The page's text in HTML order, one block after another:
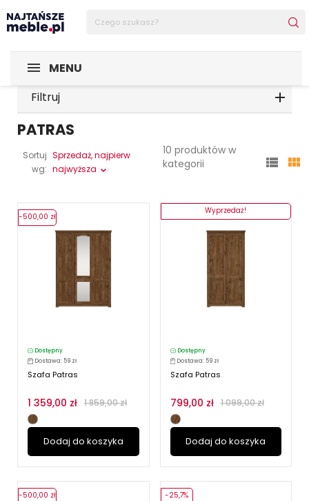
MENU
Filtruj
PATRAS
Sortuj
wg:
Sprzedaż, najpierw
najwyższa
10 produktów w
kategorii
 
Dostępny
Dostawa: 59 zł
Szafa Patras
1 359,00 zł 1 859,00 zł
Dodaj do koszyka
-500,00 zł
Dostępny
Dostawa: 59 zł
Szafa Patras
799,00 zł 1 099,00 zł
Dodaj do koszyka
Wyprzedaż!
-500,00 zł -25,7%